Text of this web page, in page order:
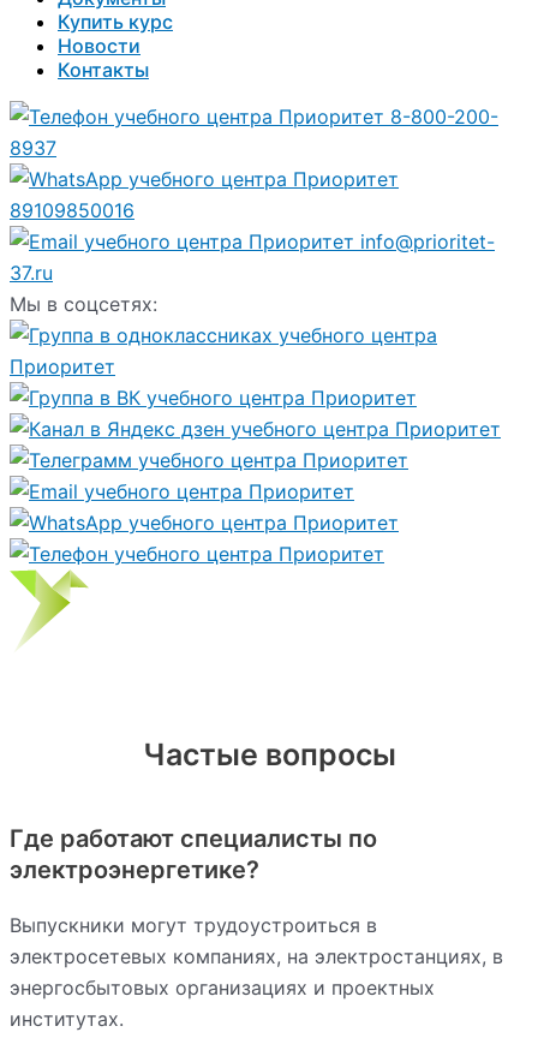
Купить курс
Новости
Контакты
8-800-200-
8937
89109850016
info@prioritet-
37.ru
Мы в соцсетях:
Частые вопросы
Где работают специалисты по
электроэнергетике?
Выпускники могут трудоустроиться в
электросетевых компаниях, на электростанциях, в
энергосбытовых организациях и проектных
институтах.